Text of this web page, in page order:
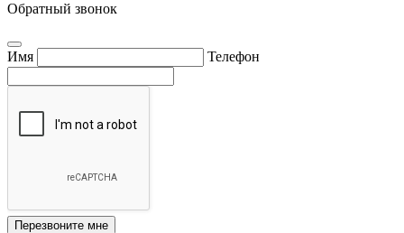
Обратный звонок
Имя Телефон
Перезвоните мне